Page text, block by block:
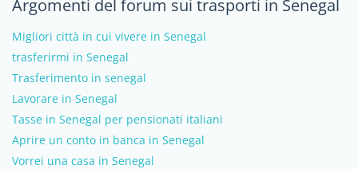
Argomenti del forum sui trasporti in Senegal
Migliori città in cui vivere in Senegal
trasferirmi in Senegal
Trasferimento in senegal
Lavorare in Senegal
Tasse in Senegal per pensionati italiani
Aprire un conto in banca in Senegal
Vorrei una casa in Senegal